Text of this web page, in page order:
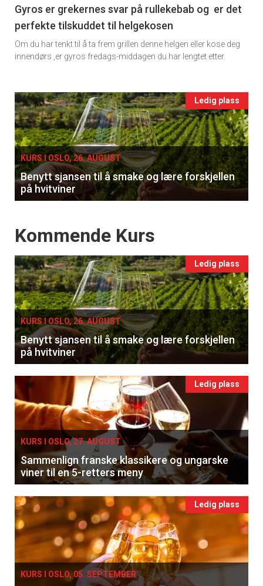
11
Ukens
vin
Gyros er grekernes svar på rullekebab og er det
perfekte tilskuddet til helgekosen
Om du har tenkt til å ta frem grillen denne helgen eller kose deg
innendørs ,er gyros fredags-middagen du har lengtet etter.
Events
single
Ledig plass
KURS I OSLO, 26. AUGUST
Benytt sjansen til å smake og lære forskjellen
på hvitviner
Events
Kommende Kurs
Ledig plass
KURS I OSLO, 26. AUGUST
Benytt sjansen til å smake og lære forskjellen
på hvitviner
Ledig plass
KURS I OSLO, 27. AUGUST
Sammenlign franske klassikere og ungarske
viner til en 5-retters meny
Ledig plass
KURS I OSLO, 05. SEPTEMBER